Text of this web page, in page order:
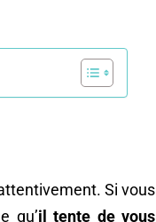
Si vous
qu’il tente de vous